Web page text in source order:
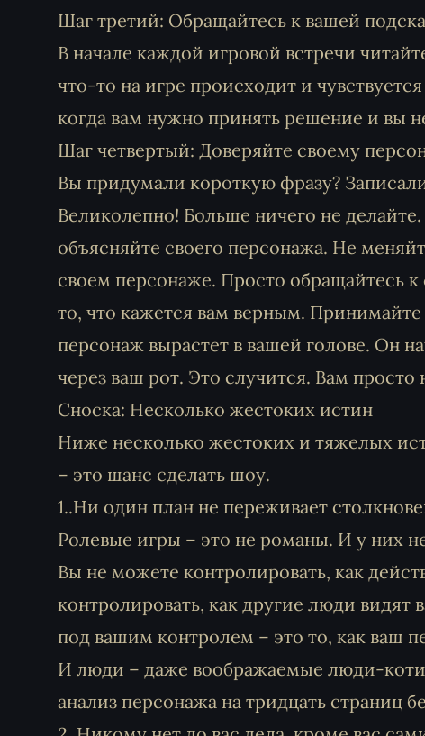
Шаг третий: Обращайтесь к вашей
В начале каждой игровой встречи
что-то на игре происходит и
когда вам нужно принять решение и вы
Шаг четвертый: Доверяйте своему
Вы придумали короткую фразу?
Великолепно! Больше ничего не
объясняйте своего персонажа. Не
своем персонаже. Просто обращайтесь
то, что кажется вам верным.
персонаж вырастет в вашей голове. Он
через ваш рот. Это случится. Вам
Сноска: Несколько жестоких истин
Ниже несколько жестоких и тяжелых
– это шанс сделать шоу.
1..Ни один план не переживает
Ролевые игры – это не романы. И у них
Вы не можете контролировать, как
контролировать, как другие люди видят
под вашим контролем – это то, как ваш
И люди – даже воображаемые люди-
анализ персонажа на тридцать страниц